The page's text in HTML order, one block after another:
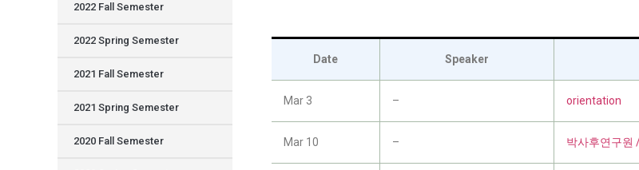
2022 Fall Semester
2022 Spring Semester
2021 Fall Semester
2021 Spring Semester
2020 Fall Semester
Date Speaker
Mar 3 – orientation
Mar 10 – 박사후연구원